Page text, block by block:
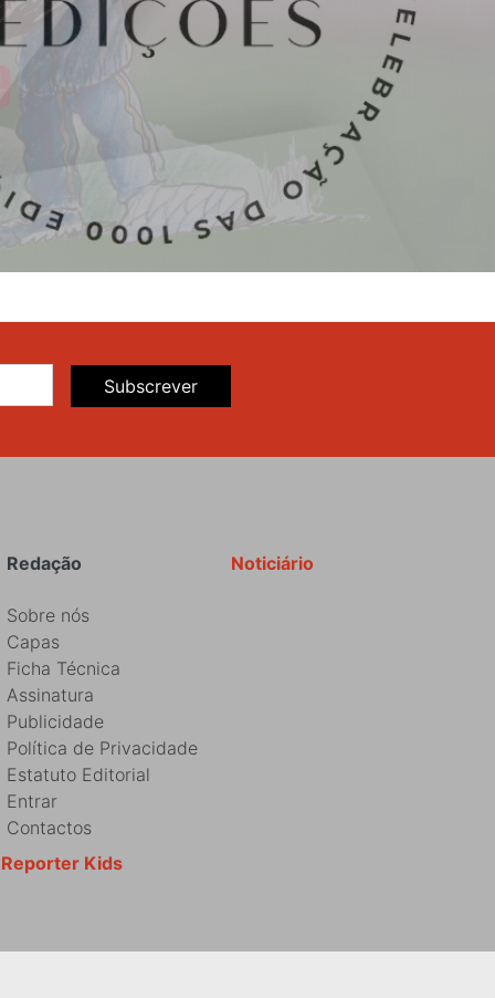
Subscrever
Noticiário
Redação
Sobre nós
Capas
Ficha Técnica
Assinatura
Publicidade
Política de Privacidade
Estatuto Editorial
Entrar
Contactos
Reporter Kids